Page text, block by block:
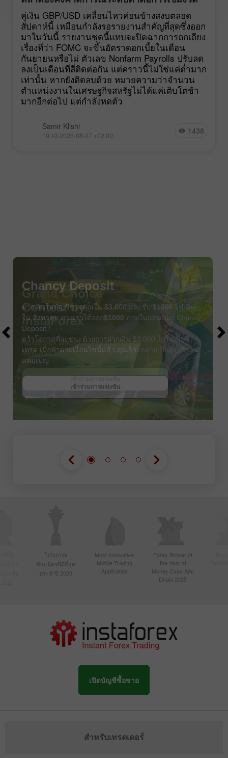
นโยบายของ FOMC
คู่เงิน GBP/USD เคลื่อนไหวค่อนข้างสงบตลอด
สัปดาห์นี้ เหมือนกำลังรอรายงานสำคัญที่สุดซึ่งออก
มาในวันนี้ รายงานชุดนี้แทบจะปิดฉากการถกเถียง
เรื่องที่ว่า FOMC จะขึ้นอัตราดอกเบี้ยในเดือน
กันยายนหรือไม่ ตัวเลข Nonfarm Payrolls ปรับลด
ลงเป็นเดือนที่สี่ติดต่อกัน แต่คราวนี้ไม่ใช่แค่ต่ำมาก
เท่านั้น หากยังติดลบด้วย หมายความว่าจำนวน
ตำแหน่งงานในเศรษฐกิจสหรัฐไม่ได้แค่เติบโตช้า
มากอีกต่อไป แต่กำลังหดตัว
Samir Klishi
19:43 2026-08-07 +02:00 1438
Chancy Deposit
ฝากเงินในบัญชีของคุณใน $3,000 และรับ $1000ไปเพิ่ม!
ใน สิงหาคม ทางเราได้ออก$1000 ภายในแคมเปญ Chancy
Deposit !
คว้าโอกาสที่จะชนะด้วยการฝากเงิน $3,000 ไปในบัญชี
เทรด เมื่อทำตามเงื่อนไขนี้แล้ว คุณก็จะกลายเป็นผู้เข้าร่วม
แคมเปญ
เข้าร่วมการแข่งขัน
โปรแกรม
พันธมิตรที่ดีที่สุด
ประจำปี 2020
Most Innovative
Mobile Trading
Application
Forex Broker of
the Year at
Money Expo Abu
Dhabi 2025
เปิดบัญชีซื้อขาย
สำหรับเทรดเดอร์